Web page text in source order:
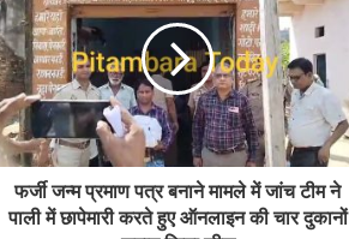
फर्जी जन्म प्रमाण पत्र बनाने मामले में जांच टीम ने
पाली में छापेमारी करते हुए ऑनलाइन की चार दुकानों